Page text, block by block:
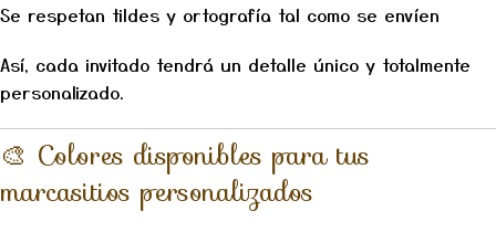
Se respetan tildes y ortografía tal como se envíen
Así, cada invitado tendrá un detalle único y totalmente
personalizado.
🎨 Colores disponibles para tus
marcasitios personalizados